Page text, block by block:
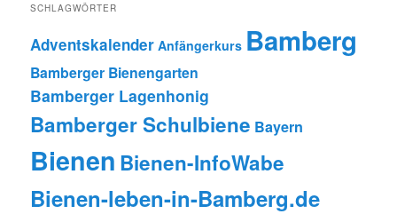
SCHLAGWÖRTER
Adventskalender Anfängerkurs Bamberg
Bamberger Bienengarten
Bamberger Lagenhonig
Bamberger Schulbiene Bayern
Bienen Bienen-InfoWabe
Bienen-leben-in-Bamberg.de